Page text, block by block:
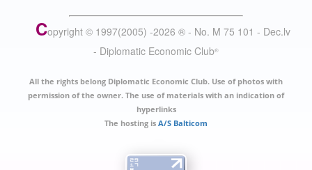
Copyright © 1997(2005) -2026 ® - No. M 75 101 - Dec.lv
- Diplomatic Economic Club®
All the rights belong Diplomatic Economic Club. Use of photos with
permission of the owner. The use of materials with an indication of
hyperlinks
The hosting is A/S Balticom